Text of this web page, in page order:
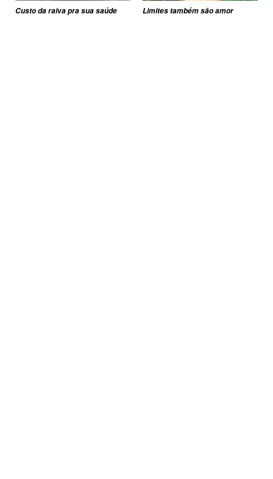
Custo da raiva pra sua saúde Limites também são amor